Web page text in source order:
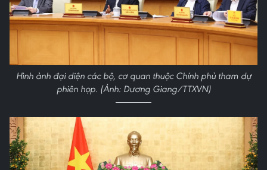
Hình ảnh đại diện các bộ, cơ quan thuộc Chính phủ tham dự
phiên họp. (Ảnh: Dương Giang/TTXVN)